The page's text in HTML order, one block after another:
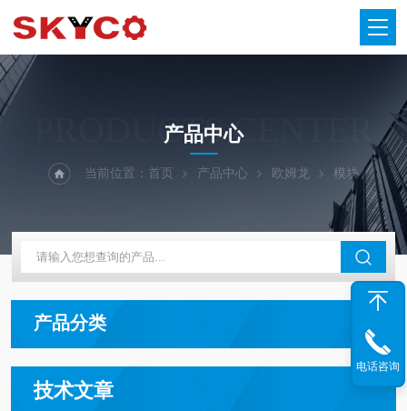
PRODUCTS CENTER
产品中心
当前位置： 首页 产品中心 欧姆龙 模块
产品分类
技术文章
电话咨询